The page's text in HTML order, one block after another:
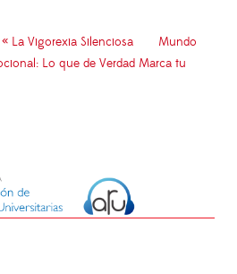
« La Vigorexia Silenciosa
Mundo
Lo que de Verdad Marca tu